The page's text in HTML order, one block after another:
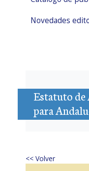
Novedades
Estatuto
para
<< Volver